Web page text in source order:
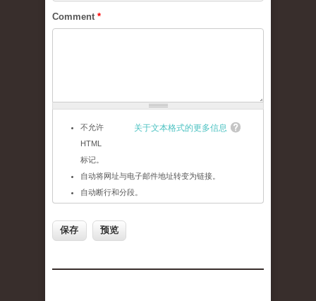
Comment *
关于文本格式的更多信息
不允许
HTML
标记。
自动将网址与电子邮件地址转变为链接。
自动断行和分段。